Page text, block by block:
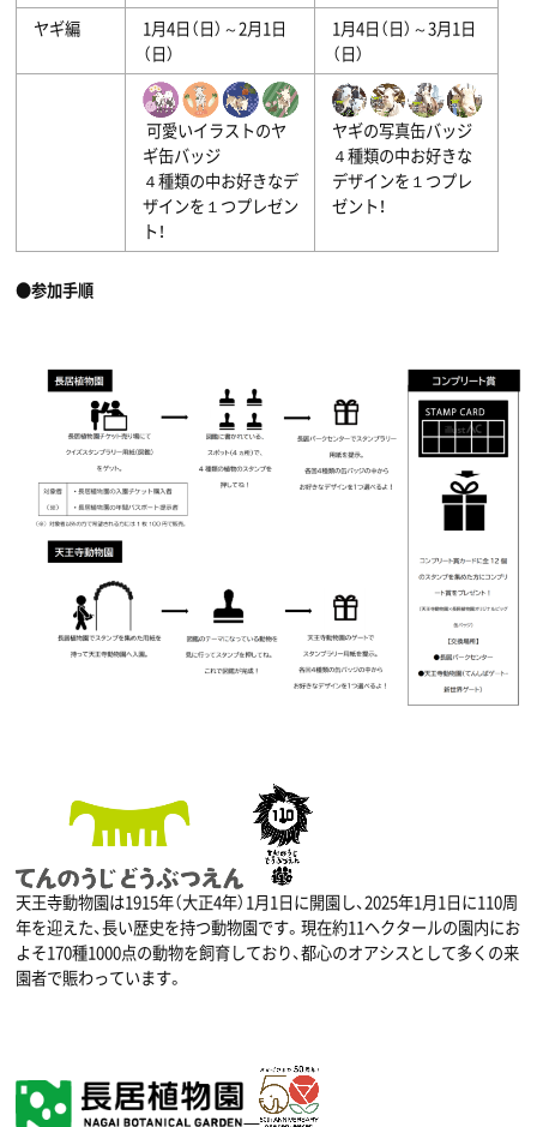
ヤギ編
1月4日（日）～2月1日
（日）
1月4日（日）～3月1日
（日）
可愛いイラストのヤ
ギ缶バッジ
４種類の中お好きなデ
ザインを１つプレゼン
ト！
ヤギの写真缶バッジ
４種類の中お好きな
デザインを１つプレ
ゼント！
●参加手順
天王寺動物園は1915年（大正4年）1月1日に開園し、2025年1月1日に110周
年を迎えた、長い歴史を持つ動物園です。現在約11ヘクタールの園内にお
よそ170種1000点の動物を飼育しており、都心のオアシスとして多くの来
園者で賑わっています。